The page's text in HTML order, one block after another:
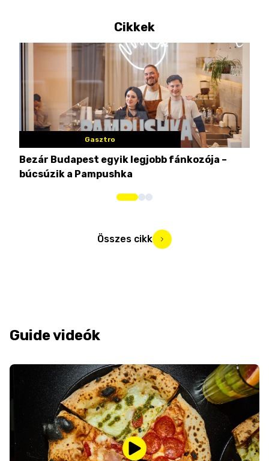
Cikkek
Gasztro
Bezár Budapest egyik legjobb fánkozója –
búcsúzik a Pampushka
Összes cikk
Guide videók